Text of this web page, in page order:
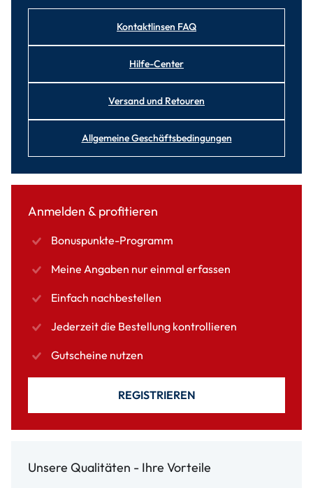
Kontaktlinsen FAQ
Hilfe-Center
Versand und Retouren
Allgemeine Geschäftsbedingungen
Anmelden & profitieren
Bonuspunkte-Programm
Meine Angaben nur einmal erfassen
Einfach nachbestellen
Jederzeit die Bestellung kontrollieren
Gutscheine nutzen
REGISTRIEREN
Unsere Qualitäten - Ihre Vorteile